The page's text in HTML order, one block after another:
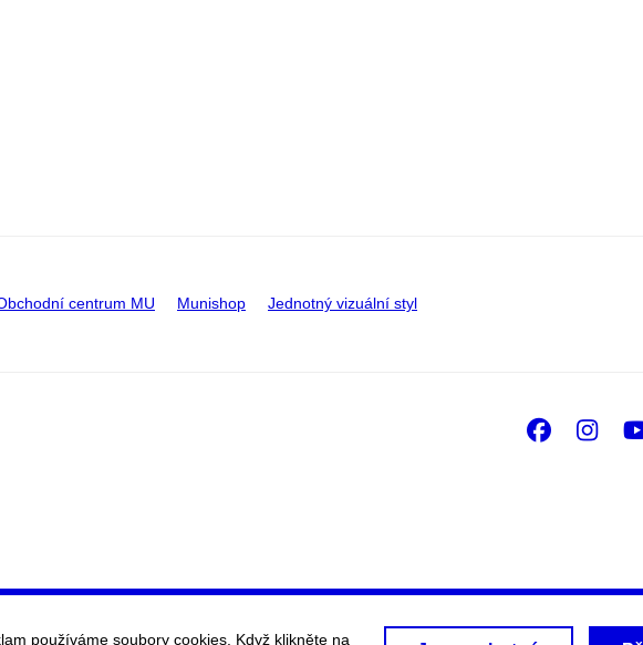
centrum MU Munishop Jednotný vizuální styl
používáme soubory cookies. Když klikněte na